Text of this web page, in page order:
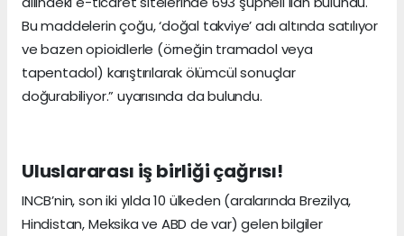
Bu maddelerin çoğu, ‘doğal takviye’ adı altında satılıyor
ve bazen opioidlerle (örneğin tramadol veya
tapentadol) karıştırılarak ölümcül sonuçlar
doğurabiliyor.” uyarısında da bulundu.
Uluslararası iş birliği çağrısı!
INCB’nin, son iki yılda 10 ülkeden (aralarında Brezilya,
Hindistan, Meksika ve ABD de var) gelen bilgiler